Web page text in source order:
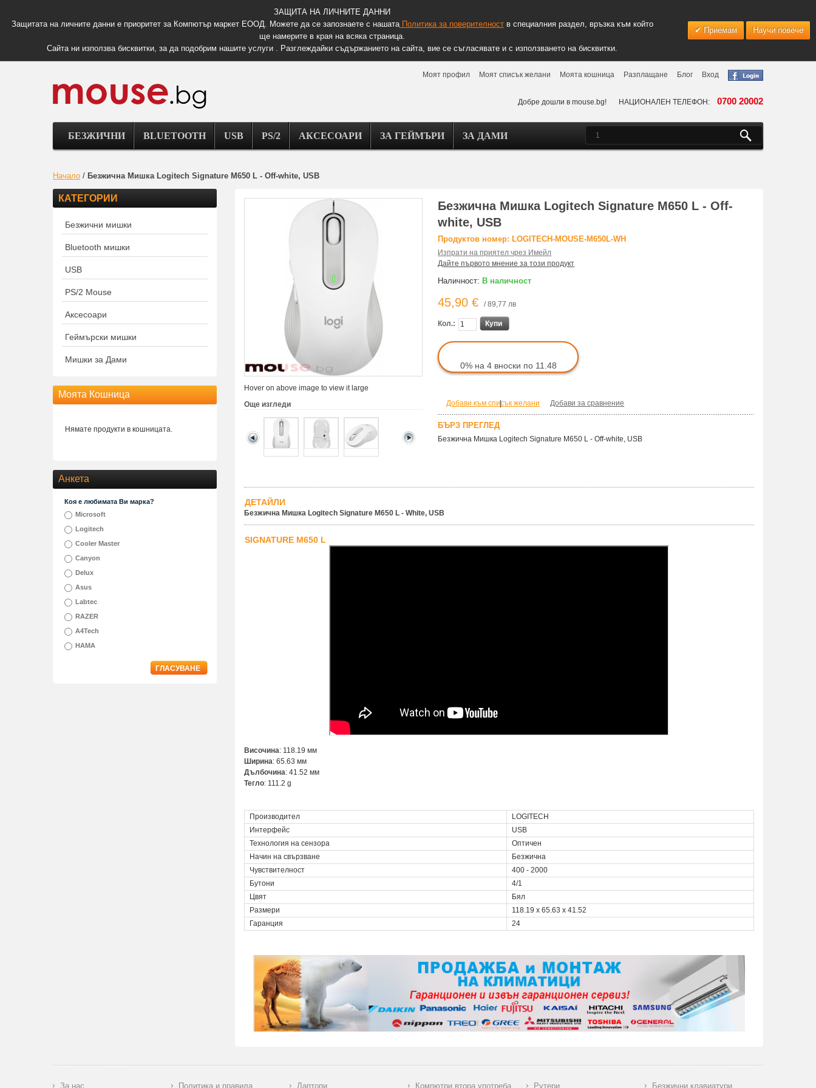
ЗАЩИТА НА ЛИЧНИТЕ ДАННИ
Защитата на личните данни е приоритет за Компютър маркет ЕООД. Можете да се запознаете с нашатаПолитика за поверителноств специалния раздел, връзка към който
ще намерите в края на всяка страница.
Сайта ни използва бисквитки, за да подобрим нашите услуги . Разглеждайки съдържанието на сайта, вие се съгласявате и с използването на бисквитки.
Приемам Научи повече
Моят профил Моят списък желани Моята кошница Разплащане Блог Вход
Добре дошли в mouse.bg! НАЦИОНАЛЕН ТЕЛЕФОН: 0700 20002
БЕЗЖИЧНИ BLUETOOTH USB PS/2 АКСЕСОАРИ ЗА ГЕЙМЪРИ ЗА ДАМИ
Начало / Безжична Мишка Logitech Signature M650 L - Off-white, USB
Hover on above image to view it large
Още изгледи
Безжична Мишка Logitech Signature M650 L - Off-
white, USB
Продуктов номер: LOGITECH-MOUSE-M650L-WH
Изпрати на приятел чрез Имейл
Дайте първото мнение за този продукт
Наличност: В наличност
45,90 € / 89,77 лв
Кол.: Купи
0% на 4 вноски по 11.48
Добави към списък желани
| Добави за сравнение
БЪРЗ ПРЕГЛЕД
Безжична Мишка Logitech Signature M650 L - Off-white, USB
ДЕТАЙЛИ
Безжична Мишка Logitech Signature M650 L - White, USB
SIGNATURE M650 L
Височина: 118.19 мм
Ширина: 65.63 мм
Дълбочина: 41.52 мм
Тегло: 111.2 g
Производител
LOGITECH
Интерфейс
USB
Технология на сензора
Оптичен
Начин на свързване
Безжична
Чувствителност
400 - 2000
Бутони
4/1
Цвят
Бял
Размери
118.19 x 65.63 x 41.52
Гаранция
24
КАТЕГОРИИ
Безжични мишки
Bluetooth мишки
USB
PS/2 Mouse
Аксесоари
Геймърски мишки
Мишки за Дами
Моята Кошница
Нямате продукти в кошницата.
Анкета
Коя е любимата Ви марка?
Microsoft
Logitech
Cooler Master
Canyon
Delux
Asus
Labtec
RAZER
A4Tech
HAMA
ГЛАСУВАНЕ
За нас Политика и правила Лаптопи Компютри втора употреба Рутери Безжични клавиатури